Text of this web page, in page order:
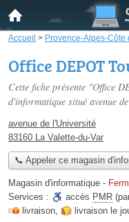
Accueil > Provence-Alpes-Côte
Office DEPOT
Cette fiche présente "Office
d'informatique situé avenue
avenue de l'Université
83160 La Valette-du-Var
📞 Appeler ce magasin
Magasin d'informatique -
Services :
accès PMR
livraison, livraison le